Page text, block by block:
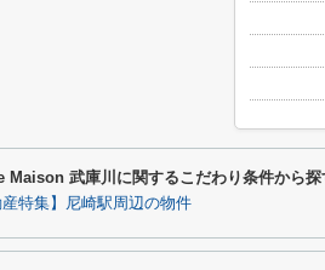
Maison 武庫川に関するこだわり条件から探
産特集】尼崎駅周辺の物件